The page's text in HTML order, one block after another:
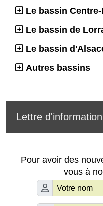
Le bassin
Le bassin de
Le bassin
Autres bassins
Lettre d'information
Pour avoir des
vous à